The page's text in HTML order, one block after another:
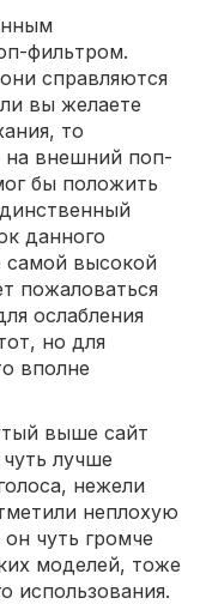
фильтром.
справляются
вы желаете
то
на внешний поп-
бы положить
данного
самой высокой
пожаловаться
ослабления
но для
вполне
выше сайт
лучше
нежели
неплохую
чуть громче
моделей, тоже
использования.